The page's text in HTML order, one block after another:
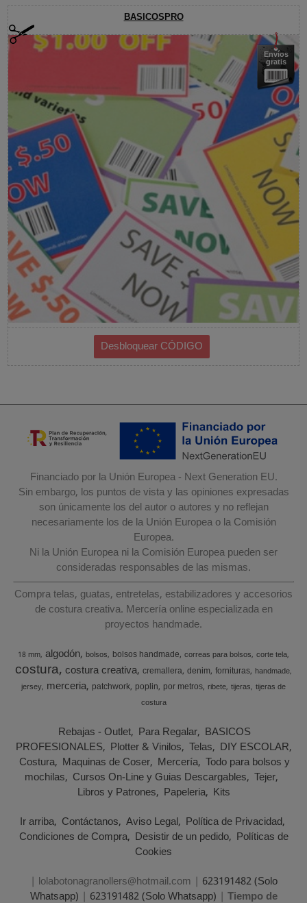
BASICOSPRO
Envíos
gratis
Financiado por la Unión Europea - Next Generation EU.
Sin embargo, los puntos de vista y las opiniones expresadas
son únicamente los del autor o autores y no reflejan
necesariamente los de la Unión Europea o la Comisión
Europea.
Ni la Unión Europea ni la Comisión Europea pueden ser
consideradas responsables de las mismas.
Compra telas, guatas, entretelas, estabilizadores y accesorios
de costura creativa. Mercería online especializada en
proyectos handmade.
18 mm algodón bolsos bolsos handmade correas para bolsos corte tela
costura costura creativa cremallera denim fornituras handmade
jersey merceria patchwork poplin por metros ribete tijeras tijeras de
costura
Rebajas - Outlet Para Regalar BASICOS
PROFESIONALES Plotter & Vinilos Telas DIY ESCOLAR
Costura Maquinas de Coser Mercería Todo para bolsos y
mochilas Cursos On-Line y Guias Descargables Tejer
Libros y Patrones Papeleria Kits
Ir arriba Contáctanos Aviso Legal Política de Privacidad
Condiciones de Compra Desistir de un pedido Políticas de
Cookies
| lolabotonagranollers@hotmail.com | 623191482 (Solo
Whatsapp) | 623191482 (Solo Whatsapp) | Tiempo de